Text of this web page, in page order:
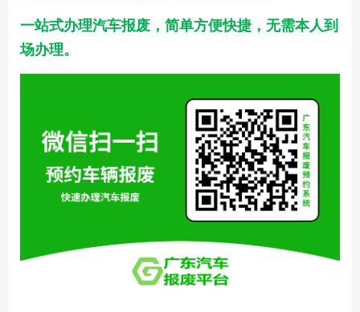
一站式办理汽车报废，简单方便快捷，无需本人到
场办理。